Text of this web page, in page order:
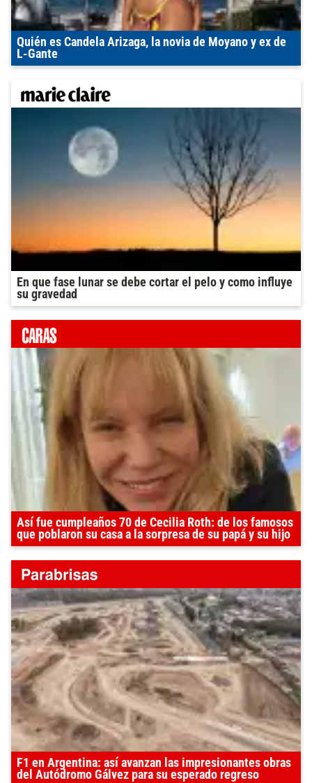
Quién es Candela Arizaga, la novia de Moyano y ex de
L-Gante
En que fase lunar se debe cortar el pelo y como influye
su gravedad
Así fue cumpleaños 70 de Cecilia Roth: de los famosos
que poblaron su casa a la sorpresa de su papá y su hijo
F1 en Argentina: así avanzan las impresionantes obras
del Autódromo Gálvez para su esperado regreso